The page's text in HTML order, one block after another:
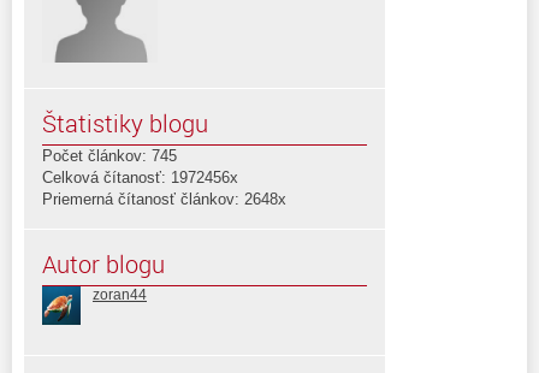
Štatistiky blogu
Počet článkov: 745
Celková čítanosť: 1972456x
Priemerná čítanosť článkov: 2648x
Autor blogu
zoran44